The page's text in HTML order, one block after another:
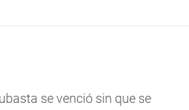
se venció sin que se